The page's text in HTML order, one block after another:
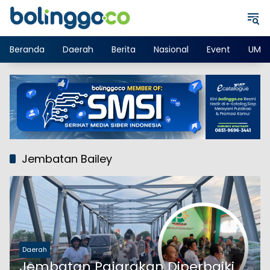
Langsung
Beranda
Daerah Berita Nasional Event
Jembatan Bailey
Daerah